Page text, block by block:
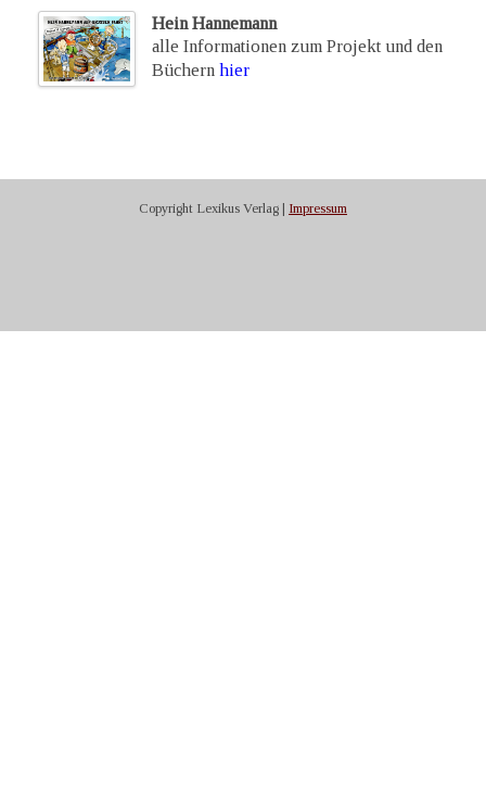
Hein Hannemann
alle Informationen zum Projekt und den
Büchern hier
Copyright Lexikus Verlag | Impressum